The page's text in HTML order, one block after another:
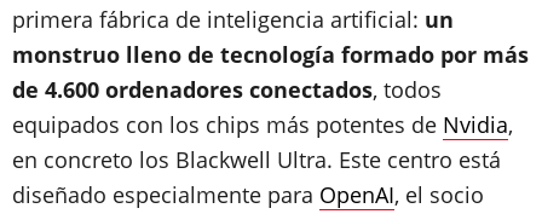
primera fábrica de inteligencia artificial: un
monstruo lleno de tecnología formado por más
de 4.600 ordenadores conectados, todos
equipados con los chips más potentes de Nvidia,
en concreto los Blackwell Ultra. Este centro está
diseñado especialmente para OpenAI, el socio